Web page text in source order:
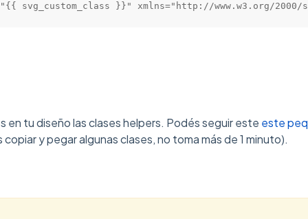
svg_custom_class }}" xmlns="http://www.w3.org/2000/
en tu diseño las clases helpers. Podés seguir este este
y pegar algunas clases, no toma más de 1 minuto).